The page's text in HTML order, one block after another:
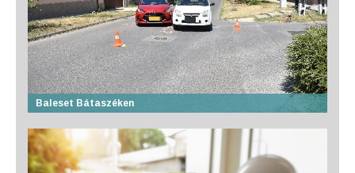
Baleset Bátaszéken